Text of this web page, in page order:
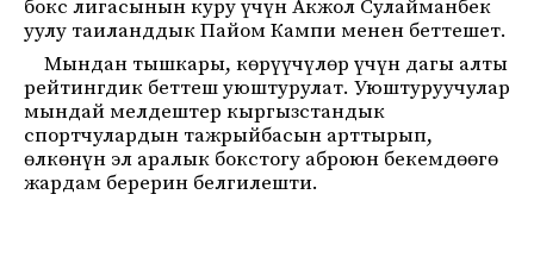
бокс лигасынын куру үчүнАкжол Сулайманбек
уулу таиланддыкПайом Кампи менен беттешет.
Мындан тышкары, көрүүчүлөр үчүн дагы алты
рейтингдик беттеш уюштурулат. Уюштуруучулар
мындай мелдештер кыргызстандык
спортчулардын тажрыйбасын арттырып,
өлкөнүн эл аралык бокстогу аброюн бекемдөөгө
жардам берерин белгилешти.